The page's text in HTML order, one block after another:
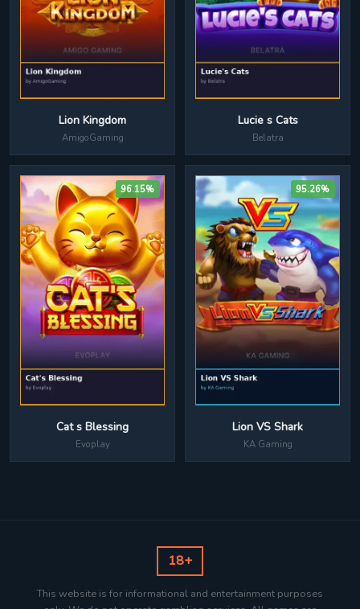
Lion Kingdom
AmigoGaming
Lucie s Cats
Belatra
96.15%
Cat s Blessing
Evoplay
95.26%
Lion VS Shark
KA Gaming
18+
This website is for informational and entertainment purposes